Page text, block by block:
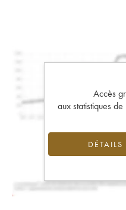
Accès
aux statistiques